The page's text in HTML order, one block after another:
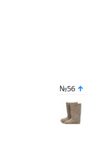
№56 ↑